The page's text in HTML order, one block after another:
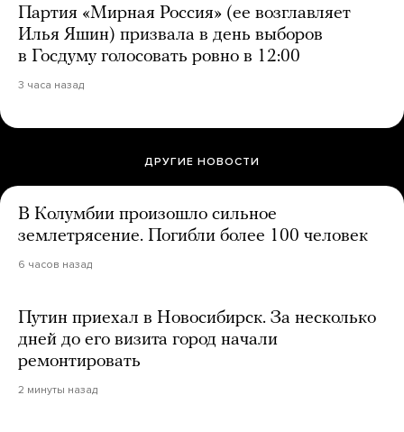
Партия «Мирная Россия» (ее возглавляет
Илья Яшин) призвала в день выборов
в Госдуму голосовать ровно в 12:00
3 часа назад
ДРУГИЕ НОВОСТИ
В Колумбии произошло сильное
землетрясение. Погибли более 100 человек
6 часов назад
Путин приехал в Новосибирск. За несколько
дней до его визита город начали
ремонтировать
2 минуты назад